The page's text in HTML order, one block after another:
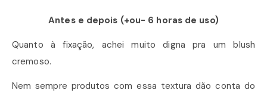
Antes e depois (+ou- 6 horas de uso)
Quanto à fixação, achei muito digna pra um blush
cremoso.
Nem sempre produtos com essa textura dão conta do